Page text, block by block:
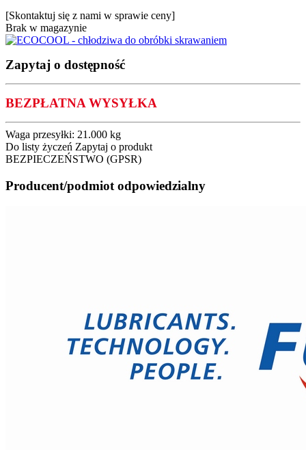
[Skontaktuj się z nami w sprawie ceny]
Brak w magazynie
Zapytaj o dostępność
BEZPŁATNA WYSYŁKA
Waga przesyłki: 21.000 kg
Do listy życzeń Zapytaj o produkt
BEZPIECZEŃSTWO (GPSR)
Producent/podmiot odpowiedzialny